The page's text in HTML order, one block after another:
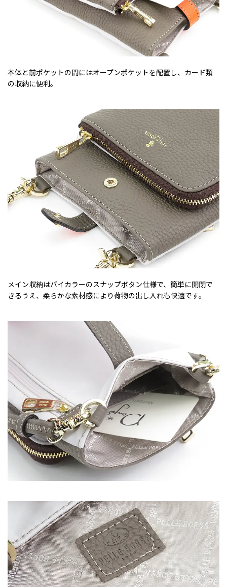
本体と前ポケットの間にはオープンポケットを配置し、カード類
の収納に便利。
メイン収納はバイカラーのスナップボタン仕様で、簡単に開閉で
きるうえ、柔らかな素材感により荷物の出し入れも快適です。